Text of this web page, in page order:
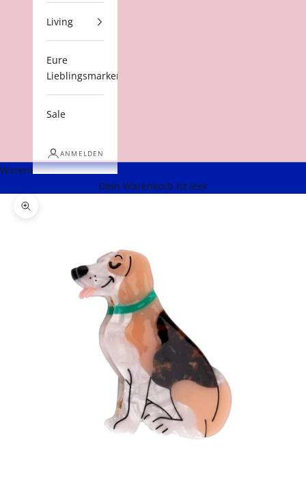
Living
Eure
Lieblingsmarken
Sale
ANMELDEN
Warenkorb
Dein Warenkorb ist leer
Bild vergrößern